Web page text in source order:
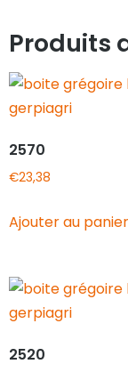
Produits
2570
€23,38
Ajouter au panier
2520